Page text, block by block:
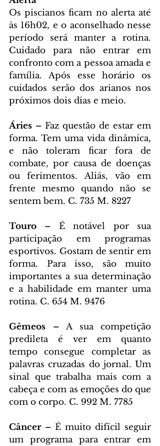
Os piscianos ficam no alerta até
às 16h02, e o aconselhado nesse
período será manter a rotina.
Cuidado para não entrar em
confronto com a pessoa amada e
família. Após esse horário os
cuidados serão dos arianos nos
próximos dois dias e meio.
Áries – Faz questão de estar em
forma. Tem uma vida dinâmica,
e não toleram ficar fora de
combate, por causa de doenças
ou ferimentos. Aliás, vão em
frente mesmo quando não se
sentem bem. C. 735 M. 8227
Touro – É notável por sua
participação em programas
esportivos. Gostam de sentir em
forma. Para isso, são muito
importantes a sua determinação
e a habilidade em manter uma
rotina. C. 654 M. 9476
Gêmeos – A sua competição
predileta é ver em quanto
tempo consegue completar as
palavras cruzadas do jornal. Um
sinal que trabalha mais com a
cabeça e com as emoções do que
com o corpo. C. 992 M. 7785
Câncer – É muito difícil seguir
um programa para entrar em